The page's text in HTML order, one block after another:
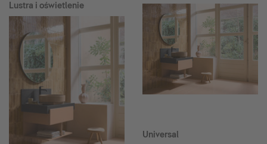
Lustra i oświetlenie
Universal